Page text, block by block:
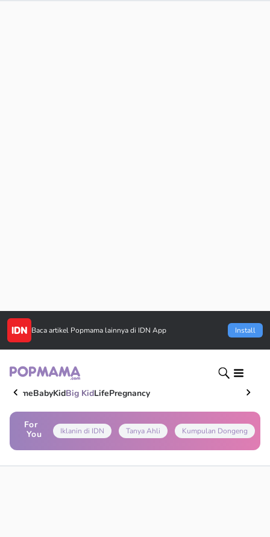
Baca artikel Popmama lainnya di IDN App Install
HomeBabyKidBig KidLifePregnancy
For
You
Iklanin di IDN Tanya Ahli Kumpulan Dongeng